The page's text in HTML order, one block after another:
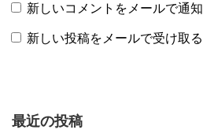
新しいコメントをメールで通知
新しい投稿をメールで受け取る
最近の投稿